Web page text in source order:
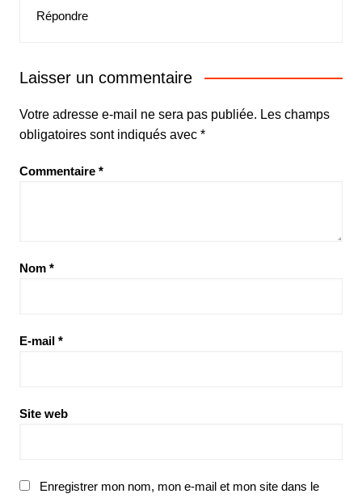
Répondre
Laisser un commentaire
Votre adresse e-mail ne sera pas publiée. Les champs
obligatoires sont indiqués avec *
Commentaire *
Nom *
E-mail *
Site web
Enregistrer mon nom, mon e-mail et mon site dans le